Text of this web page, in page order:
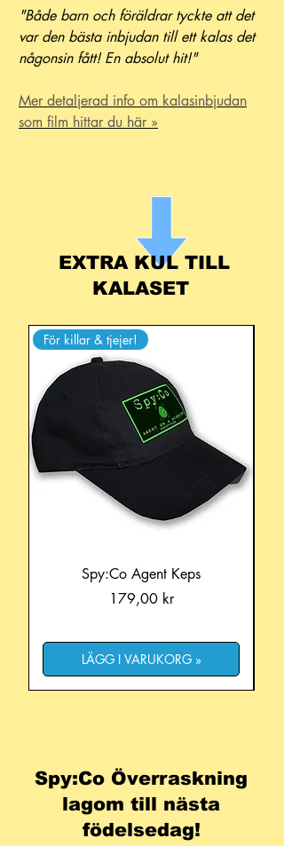
"Både barn och föräldrar tyckte att det
var den bästa inbjudan till ett kalas det
någonsin fått! En absolut hit!"
Mer detaljerad info om kalasinbjudan
som film hittar du här »
EXTRA KUL TILL
KALASET
För killar & tjejer!
Spy:Co Agent Keps
Pris
179,00 kr
LÄGG I VARUKORG »
Spy:Co Överraskning
lagom till nästa
födelsedag!